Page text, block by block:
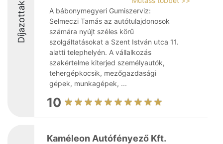
Díjazottak
A bábonymegyeri Gumiszerviz:
Selmeczi Tamás az autótulajdonosok
számára nyújt széles körű
szolgáltatásokat a Szent István utca 11.
alatti telephelyén. A vállalkozás
szakértelme kiterjed személyautók,
tehergépkocsik, mezőgazdasági
gépek, munkagépek, ...
10
Kaméleon Autófényező Kft.